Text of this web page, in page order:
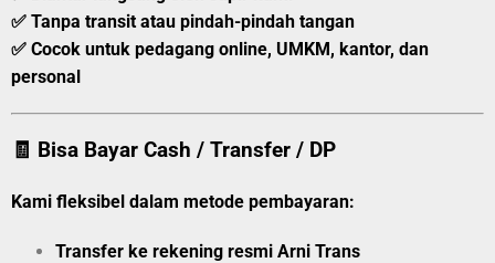
✅ Tanpa transit atau pindah-pindah tangan
✅ Cocok untuk pedagang online, UMKM, kantor, dan
personal
🧾 Bisa Bayar Cash / Transfer / DP
Kami fleksibel dalam metode pembayaran:
Transfer ke rekening resmi Arni Trans